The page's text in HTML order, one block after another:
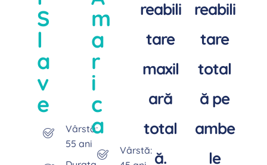
S
l
a
v
e
Vârstă:
55 ani
m
a
r
i
c
a
Vârstă:
reabili
tare
maxil
ară
total
ă.
reabili
tare
total
ă pe
ambe
le